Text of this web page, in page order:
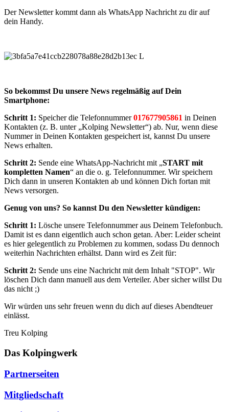
Der Newsletter kommt dann als WhatsApp Nachricht zu dir auf
dein Handy.
So bekommst Du unsere News regelmäßig auf Dein
Smartphone:
Schritt 1: Speicher die Telefonnummer017677905861 in Deinen
Kontakten (z. B. unter „Kolping Newsletter“) ab. Nur, wenn diese
Nummer in Deinen Kontakten gespeichert ist, kannst Du unsere
News erhalten.
Schritt 2: Sende eine WhatsApp-Nachricht mit „START mit
kompletten Namen“ an die o. g. Telefonnummer. Wir speichern
Dich dann in unseren Kontakten ab und können Dich fortan mit
News versorgen.
Genug von uns? So kannst Du den Newsletter kündigen:
Schritt 1: Lösche unsere Telefonnummer aus Deinem Telefonbuch.
Damit ist es dann eigentlich auch schon getan. Aber: Leider scheint
es hier gelegentlich zu Problemen zu kommen, sodass Du dennoch
weiterhin Nachrichten erhältst. Dann wird es Zeit für:
Schritt 2: Sende uns eine Nachricht mit dem Inhalt "STOP". Wir
löschen Dich dann manuell aus dem Verteiler. Aber sicher willst Du
das nicht ;)
Wir würden uns sehr freuen wenn du dich auf dieses Abendteuer
einlässt.
Treu Kolping
Das Kolpingwerk
Partnerseiten
Mitgliedschaft